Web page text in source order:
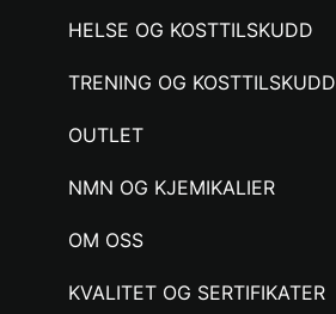
HELSE OG KOSTTILSKUDD
TRENING OG KOSTTILSKUDD
OUTLET
NMN OG KJEMIKALIER
OM OSS
KVALITET OG SERTIFIKATER